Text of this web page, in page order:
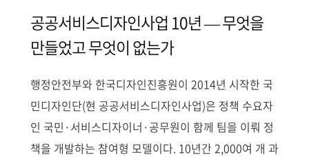
공공서비스디자인사업 10년 — 무엇을
만들었고 무엇이 없는가
행정안전부와 한국디자인진흥원이 2014년 시작한 국
민디자인단(현 공공서비스디자인사업)은 정책 수요자
인 국민·서비스디자이너·공무원이 함께 팀을 이뤄 정
책을 개발하는 참여형 모델이다. 10년간 2,000여 개 과